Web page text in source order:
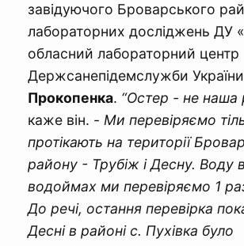
завідуючого Броварського
лабораторних досліджень ДУ
обласний лабораторний центр
Держсанепідемслужби
Прокопенка. “Остер - не наша
каже він. - Ми перевіряємо
протікають на території
району - Трубіж і Десну. Воду
водоймах ми перевіряємо 1
До речі, остання перевірка
Десні в районі с. Пухівка було